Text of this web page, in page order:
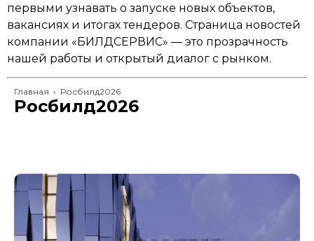
первыми узнавать о запуске новых объектов,
вакансиях и итогах тендеров. Страница новостей
компании «БИЛДСЕРВИС» — это прозрачность
нашей работы и открытый диалог с рынком.
Главная › Росбилд2026
Росбилд2026